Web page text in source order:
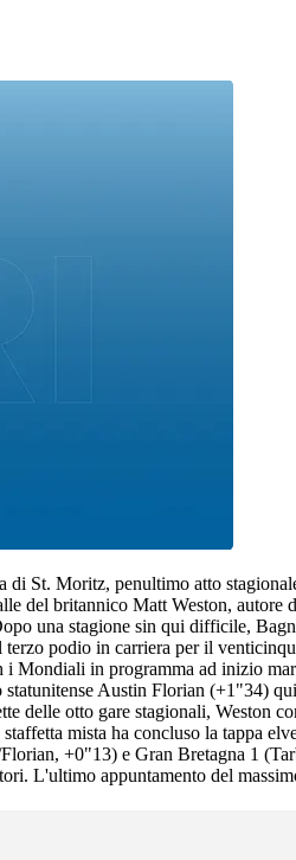
St. Moritz, penultimo atto
del britannico Matt Weston,
una stagione sin qui difficile,
podio in carriera per il
i Mondiali in programma ad inizio
Austin Florian (+1"34)
delle otto gare stagionali, Weston
mista ha concluso la tappa
+0"13) e Gran Bretagna 1
L'ultimo appuntamento del